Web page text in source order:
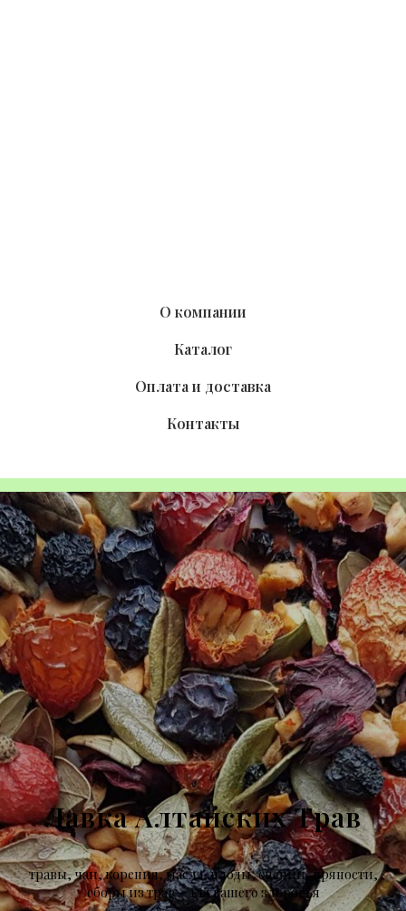
О компании
Каталог
Оплата и доставка
Контакты
Лавка Алтайских Трав
травы, чаи, корения, масла, плоды, специи, пряности,
сборы из трав - для вашего здоровья